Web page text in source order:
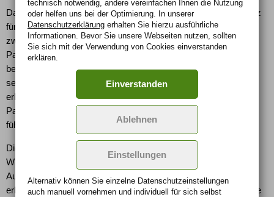
Das "Two-Box-Design" des Dodge Journey bedeutet mehr Platz
für Passagiere und Gepäck im Innenraum. Der Journey bietet
zwei Sitzkonfigurationen um die Kunden-Anforderungen an
Passagier- und Gepäcktransport ausgewogen zu
berücksichtigen. Fünf Sitzplätze gibt es in allen Modellen
serienmäßig, 5+2-Sitze sind für alle Modelle auf Wunsch
erhältlich. Die auf Wunsch verfügbare dritte Sitzreihe lässt den
Passagieren 51 Millimeter mehr Kopffreiheit als das bei den
führenden nordamerikanischen Wettbewebern der Fall ist.
Die Hecktür des Dodge Journey lässt sich in einem 90 Grad-
Winkel öffnen, was den Fondpassagieren das Ein- und
Aussteigen sowie den Zugang zur dritten Sitzreihe wesentlich
erleichtert. Auf den "Theatersitzen" der zweiten und dritten Reihe
technisch notwendig, andere vereinfachen Ihnen die Nutzung
oder helfen uns bei der Optimierung. In unserer
Datenschutzerklärungerhalten Sie hierzu ausführliche
Informationen. Bevor Sie unsere Webseiten nutzen, sollten
Sie sich mit der Verwendung von Cookies einverstanden
erklären.
Einverstanden
Ablehnen
Einstellungen
Alternativ können Sie einzelne Datenschutz­ein­stellungen
auch manuell vor­nehmen und indivi­duell für sich selbst